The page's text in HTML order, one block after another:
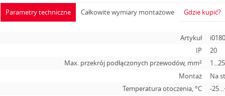
Parametry techniczne
Artykuł
IP
20
Max. przekrój podłączonych przewodów, mm²
1...25
Montaż
Na
Temperatura otoczenia, °С
-
Całkowite wymiary montażowe Gdzie kupić?